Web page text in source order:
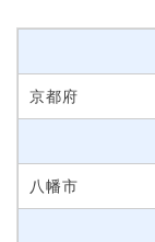
京都府
八幡市